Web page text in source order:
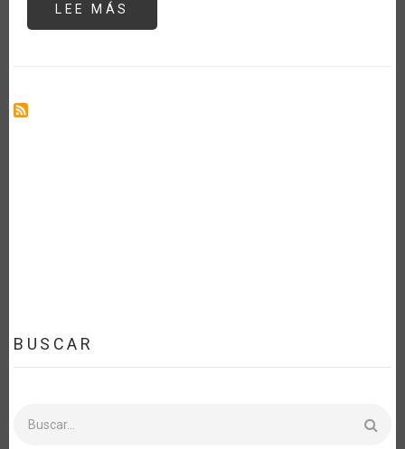
LEE MÁS
HACIA
BUSCAR